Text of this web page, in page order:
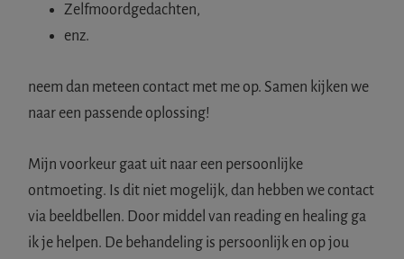
Zelfmoordgedachten,
enz.
neem dan meteen contact met me op. Samen kijken we
naar een passende oplossing!
Mijn voorkeur gaat uit naar een persoonlijke
ontmoeting. Is dit niet mogelijk, dan hebben we contact
via beeldbellen. Door middel van reading en healing ga
ik je helpen. De behandeling is persoonlijk en op jou